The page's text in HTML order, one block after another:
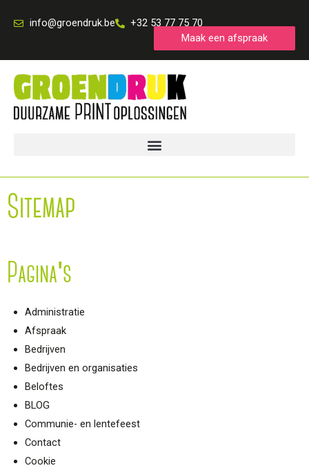
naar
inhoud
info@groendruk.be
+32 53 77 75 70
Maak een afspraak
Sitemap
Pagina's
Administratie
Afspraak
Bedrijven
Bedrijven en organisaties
Beloftes
BLOG
Communie- en lentefeest
Contact
Cookie